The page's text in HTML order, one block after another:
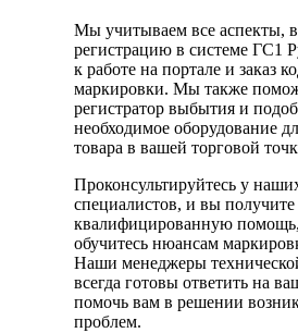
Мы учитываем все аспекты,
регистрацию в системе ГС1
к работе на портале и заказ
маркировки. Мы также
регистратор выбытия и
необходимое оборудование
товара в вашей торговой
Проконсультируйтесь у
специалистов, и вы получите
квалифицированную
обучитесь нюансам
Наши менеджеры
всегда готовы ответить на
помочь вам в решении
проблем.